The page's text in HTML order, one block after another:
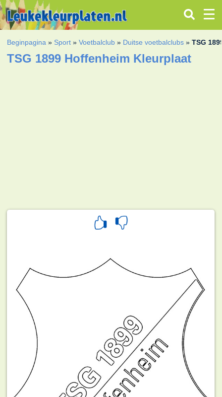
Beginpagina » Sport »Voetbalclub » Duitse voetbalclubs »TSG
TSG 1899 Hoffenheim Kleurplaat